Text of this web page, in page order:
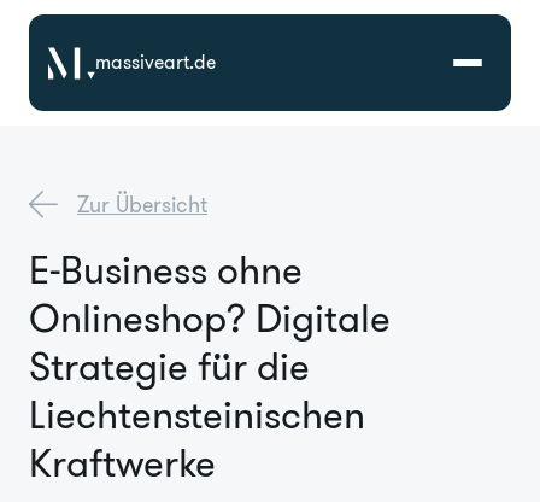
massiveart.de
Referenzen
Branchen
Karriere
Zur Übersicht
E-Business ohne
Onlineshop? Digitale
Strategie für die
Liechtensteinischen
Kraftwerke